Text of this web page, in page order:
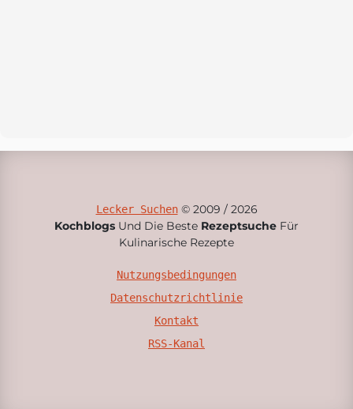
Lecker Suchen© 2009 / 2026
Kochblogs Und Die Beste Rezeptsuche Für
Kulinarische Rezepte
Nutzungsbedingungen
Datenschutzrichtlinie
Kontakt
RSS-Kanal